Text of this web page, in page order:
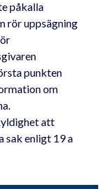
påkalla
rör uppsägning
punkten
om
att
sak enligt 19 a